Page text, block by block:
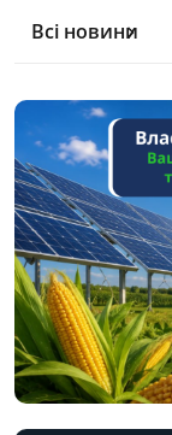
Всі новини